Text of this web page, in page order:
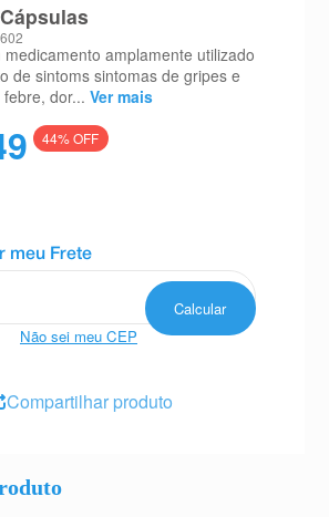
amplamente utilizado
de sintoms sintomas de gripes e
dor... Ver mais
44% OFF
Não sei meu CEP
Compartilhar produto